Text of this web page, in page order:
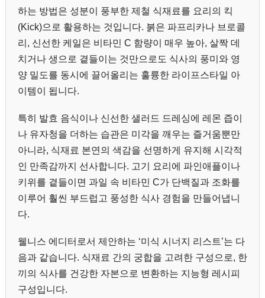
하는 방법은 성분이 풍부한 제철 식재료를 요리의 킥
(Kick)으로 활용하는 것입니다. 붉은 파프리카나 브로콜
리, 신선한 케일은 비타민 C 함량이 매우 높아, 살짝 데
치거나 생으로 곁들이는 것만으로도 식사의 풍미와 영
양 밀도를 동시에 끌어올리는 훌륭한 라이프스타일 아
이템이 됩니다.
특히 발효 음식이나 신선한 샐러드 드레싱에 레몬 즙이
나 유자청을 더하는 습관은 미각을 깨우는 즐거움뿐만
아니라, 식재료 본연의 색감을 선명하게 유지해 시각적
인 만족감까지 선사합니다. 고기 요리에 파인애플이나
키위를 곁들이면 과일 속 비타민 C가 단백질과 조화를
이루어 훨씬 부드럽고 풍성한 식사 경험을 만들어냅니
다.
웰니스 에디터로서 제안하는 ‘미식 시너지 리스트’는 다
음과 같습니다. 식재료 간의 궁합을 고려한 구성으로, 한
끼의 식사를 건강한 자본으로 변환하는 지능형 레시피
구성입니다.